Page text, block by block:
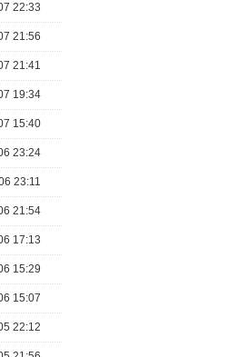
22:33
21:56
21:41
19:34
15:40
23:24
23:11
21:54
17:13
15:29
15:07
22:12